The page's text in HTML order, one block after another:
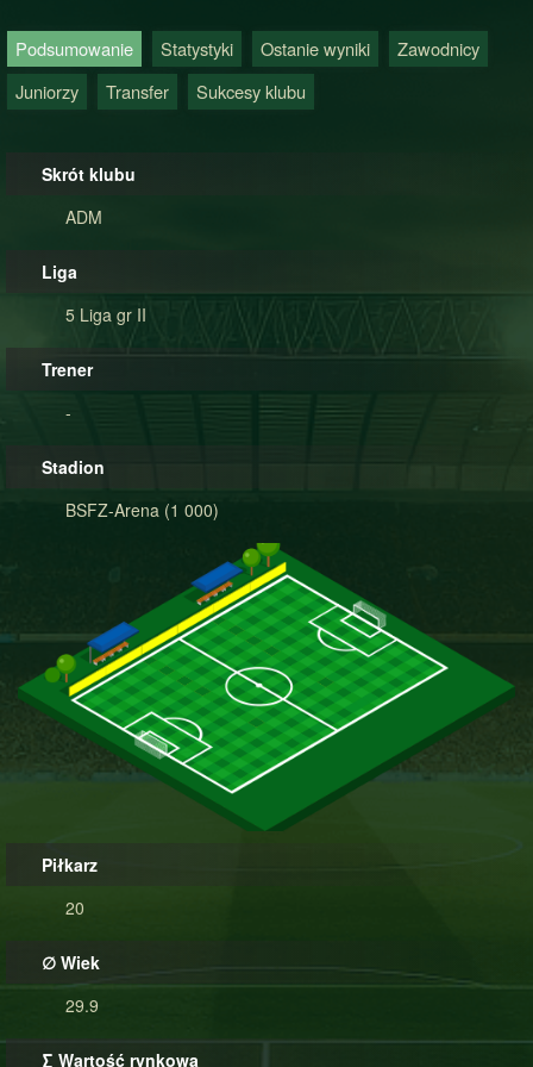
Podsumowanie Statystyki Ostanie wyniki
Zawodnicy
Juniorzy
Transfer Sukcesy klubu
Skrót klubu
ADM
Liga
5 Liga gr II
Trener
-
Stadion
BSFZ-Arena (1 000)
Piłkarz
20
∅ Wiek
29.9
∑ Wartość rynkowa